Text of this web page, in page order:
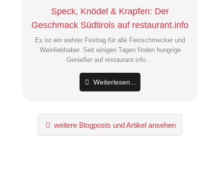
Speck, Knödel & Krapfen: Der
Geschmack Südtirols auf restaurant.info
Es ist ein wahrer Festtag für alle Feinschmecker und
Weinliebhaber. Seit einigen Tagen finden hungrige
Genießer auf restaurant.info ...
Weiterlesen...
weitere Blogposts und Artikel ansehen